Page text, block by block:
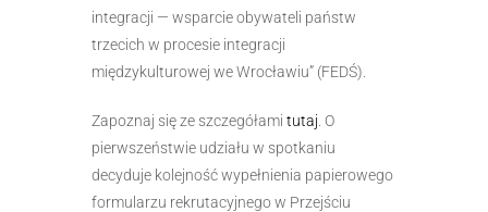
integracji — wsparcie obywateli państw
trzecich w procesie integracji
międzykulturowej we Wrocławiu” (FEDŚ).
Zapoznaj się ze szczegółami tutaj . O
pierwszeństwie udziału w spotkaniu
decyduje kolejność wypełnienia papierowego
formularzu rekrutacyjnego w Przejściu